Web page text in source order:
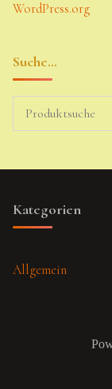
WordPress.org
Suche…
Kategorien
Allgemein